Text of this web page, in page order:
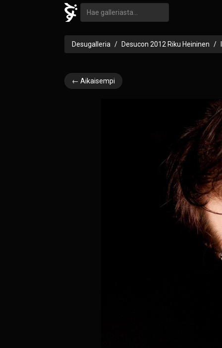
Desugalleria Desucon 2012 Riku Heininen
← Aikaisempi